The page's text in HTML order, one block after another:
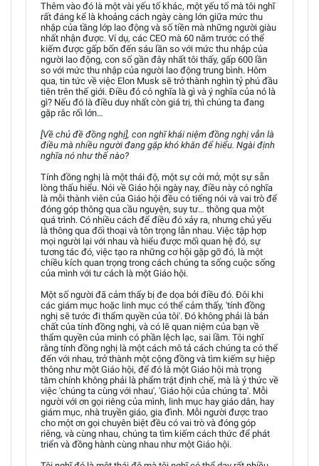
Thêm vào đó là một vài yếu tố khác, một yếu tố mà tôi nghĩ
rất đáng kể là khoảng cách ngày càng lớn giữa mức thu
nhập của tầng lớp lao động và số tiền mà những người giàu
nhất nhận được. Ví dụ, các CEO mà 60 năm trước có thể
kiếm được gấp bốn đến sáu lần so với mức thu nhập của
người lao động, con số gần đây nhất tôi thấy, gấp 600 lần
so với mức thu nhập của người lao động trung bình. Hôm
qua, tin tức về việc Elon Musk sẽ trở thành nghìn tỷ phú đầu
tiên trên thế giới. Điều đó có nghĩa là gì và ý nghĩa của nó là
gì? Nếu đó là điều duy nhất còn giá trị, thì chúng ta đang
gặp rắc rối lớn…
[Về chủ đề đồng nghị], con nghĩ khái niệm đồng nghị vẫn là
điều mà nhiều người đang gặp khó khăn để hiểu. Ngài định
nghĩa nó như thế nào?
Tính đồng nghị là một thái độ, một sự cởi mở, một sự sẵn
lòng thấu hiểu. Nói về Giáo hội ngày nay, điều này có nghĩa
là mỗi thành viên của Giáo hội đều có tiếng nói và vai trò để
đóng góp thông qua cầu nguyện, suy tư… thông qua một
quá trình. Có nhiều cách để điều đó xảy ra, nhưng chủ yếu
là thông qua đối thoại và tôn trọng lẫn nhau. Việc tập hợp
mọi người lại với nhau và hiểu được mối quan hệ đó, sự
tương tác đó, việc tạo ra những cơ hội gặp gỡ đó, là một
chiều kích quan trọng trong cách chúng ta sống cuộc sống
của mình với tư cách là một Giáo hội.
Một số người đã cảm thấy bị đe dọa bởi điều đó. Đôi khi
các giám mục hoặc linh mục có thể cảm thấy, 'tính đồng
nghị sẽ tước đi thẩm quyền của tôi'. Đó không phải là bản
chất của tính đồng nghị, và có lẽ quan niệm của bạn về
thẩm quyền của mình có phần lệch lạc, sai lầm. Tôi nghĩ
rằng tính đồng nghị là một cách mô tả cách chúng ta có thể
đến với nhau, trở thành một cộng đồng và tìm kiếm sự hiệp
thông như một Giáo hội, để đó là một Giáo hội mà trọng
tâm chính không phải là phẩm trật định chế, mà là ý thức về
việc 'chúng ta cùng với nhau', 'Giáo hội của chúng ta'. Mỗi
người với ơn gọi riêng của mình, linh mục hay giáo dân, hay
giám mục, nhà truyền giáo, gia đình. Mỗi người được trao
cho một ơn gọi chuyên biệt đều có vai trò và đóng góp
riêng, và cùng nhau, chúng ta tìm kiếm cách thức để phát
triển và đồng hành cùng nhau như một Giáo hội.